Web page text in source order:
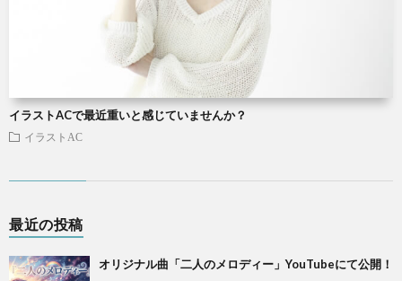
イラストACで最近重いと感じていませんか？
イラストAC
最近の投稿
オリジナル曲「二人のメロディー」YouTubeにて公開！